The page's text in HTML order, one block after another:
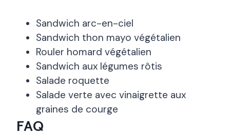
Sandwich arc-en-ciel
Sandwich thon mayo végétalien
Rouler homard végétalien
Sandwich aux légumes rôtis
Salade roquette
Salade verte avec vinaigrette aux
graines de courge
FAQ